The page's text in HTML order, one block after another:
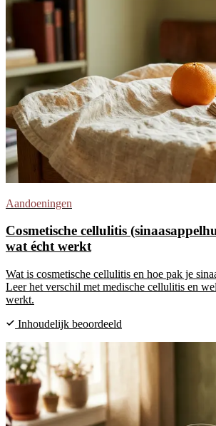
Aandoeningen
Cosmetische cellulitis
wat écht werkt
Wat is cosmetische cellulitis en hoe pak je
Leer het verschil met medische cellulitis en
werkt.
Inhoudelijk beoordeeld